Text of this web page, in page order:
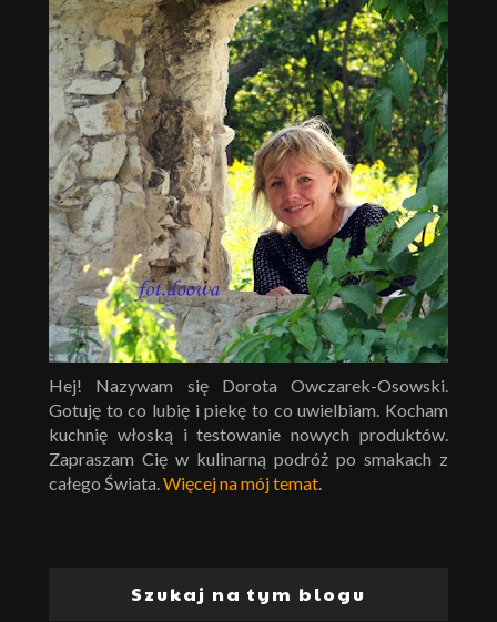
Hej! Nazywam się Dorota Owczarek-Osowski.
Gotuję to co lubię i piekę to co uwielbiam. Kocham
kuchnię włoską i testowanie nowych produktów.
Zapraszam Cię w kulinarną podróż po smakach z
całego Świata.Więcej na mój temat.
Szukaj na tym blogu